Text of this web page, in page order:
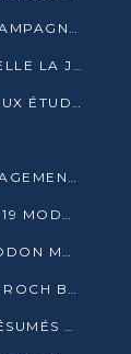
BOUEMBA : LA DIRECTION LOCALE DE CAMPAGNE DE DENIS SASSOU N’GUESSO MULTIPLIE LES ACTIVITÉS DE MOBILISATION
ROCH BREDIN BISSALA NKOUNKOU APPELLE LA JEUNESSE DE GOMA TSÉ-TSÉ À UN VOTE MASSIF POUR DENIS SASSOU NGUESSO
CONGO TERMINAL OUVRE SES PORTES AUX ÉTUDIANTS EN TRANSPORT ET LOGISTIQUE
TBC CÉLÈBRE LES FEMMES ET LEUR ENGAGEMENT À L’OCCASION DU 8 MARS
AGL CONGO RÉUSSIT LE TRANSPORT DE 19 MODULES HORS GABARIT ENTRE POINTE-NOIRE ET BRAZZAVILLE
GAMBOMA, ANTOINE BIEN-AIMÉ OBAM-ODON MOBILISE LES 32 148 ÉLECTEURS EN FAVEUR DE DENIS SASSOU NGUESSO
GOMA TSÉ-TSÉ : MATSON MAMPOUYA ET ROCH BREDIN BISSALA NKOUNKOU EN CAMPAGNE DE PROXIMITÉ
TRAFIC DE FAUNE SAUVAGE : TREIZE PRÉSUMÉS TRAFIQUANTS INTERPELLÉS AU CONGO EN 2025